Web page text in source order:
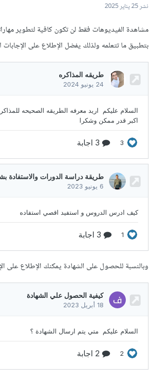
نشر25 يناير 2025
مشاهدة الفيديوهات فقط لن تكون كافية لتطوير
بتطبيق ما تتعلمه ولذلك يفضل الإطلاع على
وبالنسبة للحصول على الشهادة يمكنك الإطلاع على